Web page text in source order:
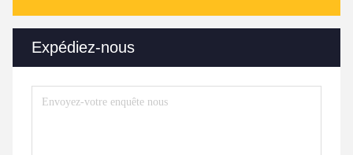
Expédiez-nous